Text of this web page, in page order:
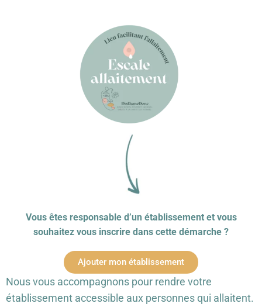
Vous êtes responsable d’un établissement et vous
souhaitez vous inscrire dans cette démarche ?
Ajouter mon établissement
Nous vous accompagnons pour rendre votre
établissement accessible aux personnes qui allaitent.